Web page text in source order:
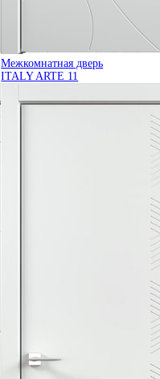
Межкомнатная дверь
ITALY ARTE 11